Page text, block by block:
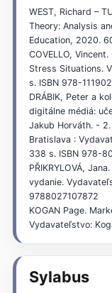
WEST, Richard –
Theory: Analysis
Education, 2020.
COVELLO,
Stress Situations.
s. ISBN 978-
DRÁBIK, Peter a
digitálne médiá:
Jakub Horváth. -
Bratislava :
338 s. ISBN 978-
PŘIKRYLOVÁ,
vydanie.
9788027107872
KOGAN Page.
Vydavateľstvo:
Sylabus